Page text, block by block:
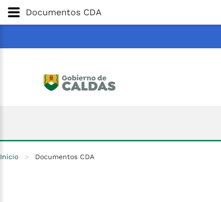
Gobernación
Documentos CDA
Inicio > Documentos CDA